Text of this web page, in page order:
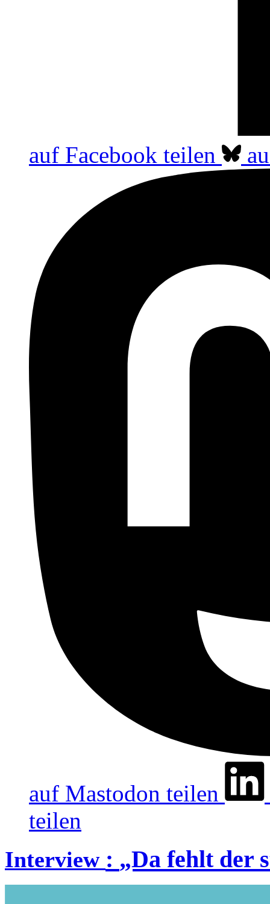
auf Facebook teilen
auf Mastodon teilen
teilen
Interview : „Da fehlt der